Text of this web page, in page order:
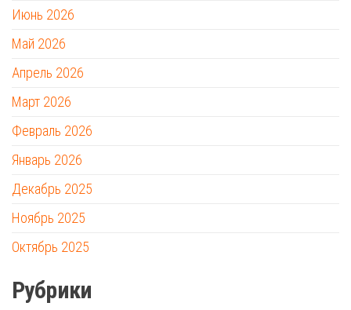
Июнь 2026
Май 2026
Апрель 2026
Март 2026
Февраль 2026
Январь 2026
Декабрь 2025
Ноябрь 2025
Октябрь 2025
Рубрики